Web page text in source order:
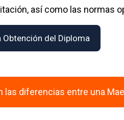
así como las normas
Obtención del Diploma
las diferencias entre una